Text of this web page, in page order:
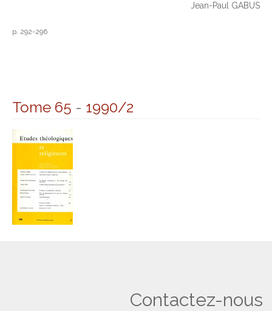
Jean-Paul GABUS
p. 292-296
Tome 65 - 1990/2
Contactez-nous